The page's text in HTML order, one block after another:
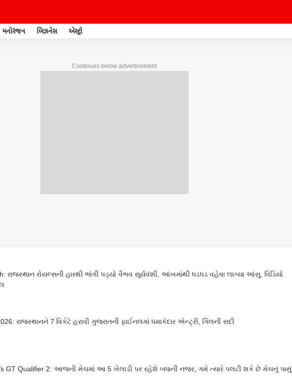
મનોરંજન બિઝનેસ એસ્ટ્રો
Continues below advertisement
રાજસ્થાન રોયલ્સની હારથી ભાંગી પડ્યો વૈભવ સૂર્યવંશી, આંખમાંથી ધડધડ વહેવા લાગ્યા આંસુ, વિડિયો
રાજસ્થાનને 7 વિકેટે હરાવી ગુજરાતની ફાઈનલમાં ધમાકેદાર એન્ટ્રી, ગિલની સદી
GT Qualifier 2: આજની મેચમાં આ 5 ખેલાડી પર રહેશે બધાની નજર, ગમે ત્યારે પલટી શકે છે મેચનું પાસું